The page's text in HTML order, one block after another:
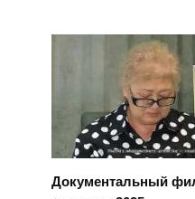
Документальный